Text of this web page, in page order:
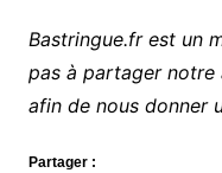
Bastringue.fr est un
pas à partager notre
afin de nous donner
Partager :